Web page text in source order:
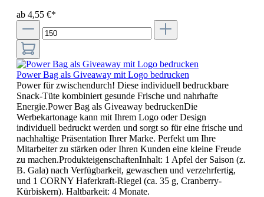
ab 4,55 €*
Power Bag als Giveaway mit Logo bedrucken
Power für zwischendurch! Diese individuell bedruckbare
Snack-Tüte kombiniert gesunde Frische und nahrhafte
Energie.Power Bag als Giveaway bedruckenDie
Werbekartonage kann mit Ihrem Logo oder Design
individuell bedruckt werden und sorgt so für eine frische und
nachhaltige Präsentation Ihrer Marke. Perfekt um Ihre
Mitarbeiter zu stärken oder Ihren Kunden eine kleine Freude
zu machen.ProdukteigenschaftenInhalt: 1 Apfel der Saison (z.
B. Gala) nach Verfügbarkeit, gewaschen und verzehrfertig,
und 1 CORNY Haferkraft-Riegel (ca. 35 g, Cranberry-
Kürbiskern). Haltbarkeit: 4 Monate.